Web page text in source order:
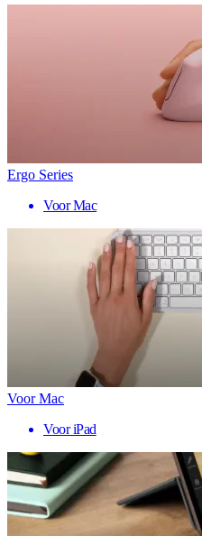
Ergo Series
Voor Mac
Voor Mac
Voor iPad